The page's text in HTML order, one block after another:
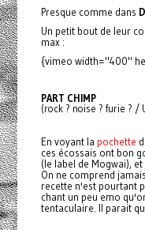
Presque comme dans
Un petit bout de leur
max :
{vimeo width="400"
PART CHIMP
(rock ? noise ? furie ? /
En voyant la pochette
ces écossais ont bon
(le label de Mogwai),
On ne comprend
recette n'est pourtant
chant un peu emo
tentaculaire. Il parait